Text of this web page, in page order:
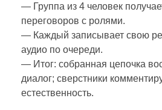
— Группа из 4 человек
переговоров с ролями.
— Каждый записывает свою
аудио по очереди.
— Итог: собранная цепочка
диалог; сверстники
естественность.